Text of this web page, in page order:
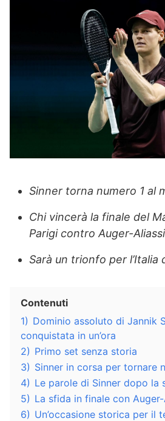
Sinner torna numero 1 al
Chi vincerà la finale del
Parigi contro Auger-
Sarà un trionfo per l’Italia
Contenuti
1) Dominio assoluto di Jannik
conquistata in un’ora
2) Primo set senza storia
3) Sinner in corsa per tornare
4) Le parole di Sinner dopo la
5) La sfida in finale con
6) Un’occasione storica per il